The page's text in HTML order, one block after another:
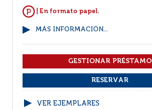
| En formato papel.
MÁS INFORMACIÓN...
VER EJEMPLARES